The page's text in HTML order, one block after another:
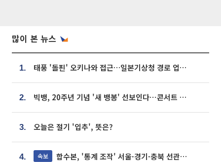
많이 본 뉴스
1. 태풍 '돌핀' 오키나와 접근…일본기상청 경로 업데이트
2. 빅뱅, 20주년 기념 '새 뱅봉' 선보인다⋯콘서트 앞두고 팝업 개최
3. 오늘은 절기 '입추', 뜻은?
4. 속보 합수본, '통계 조작' 서울·경기·충북 선관위 등 추가 압수수색